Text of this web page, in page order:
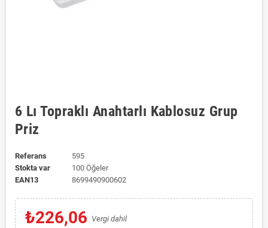
6 Lı Topraklı Anahtarlı Kablosuz Grup
Priz
Referans
595
Stokta var
100 Öğeler
EAN13
8699490900602
₺226,06 Vergi dahil